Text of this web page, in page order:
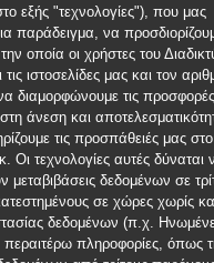
εξής "τεχνολογίες"), που μας
παράδειγμα, να
οποία οι χρήστες του
τις ιστοσελίδες μας και τον
διαμορφώνουμε τις
άνεση και
τις προσπάθειές μας
Οι τεχνολογίες αυτές δύναται
δεδομένων σε
σε χώρες χωρίς
δεδομένων (π.χ.
περαιτέρω πληροφορίες, όπως